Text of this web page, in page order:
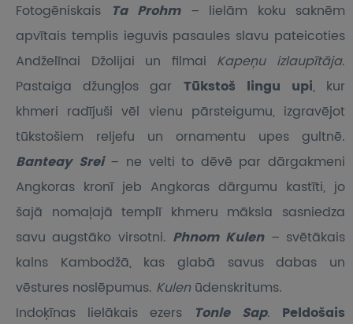
Fotogēniskais
Ta Prohm – lielām koku saknēm
apvītais templis ieguvis pasaules slavu pateicoties
Andželīnai Džolijai un filmai Kapeņu izlaupītāja.
Pastaiga džungļos gar Tūkstoš lingu upi, kur
khmeri radījuši vēl vienu pārsteigumu, izgravējot
tūkstošiem reljefu un ornamentu upes gultnē.
Banteay Srei– ne velti to dēvē par dārgakmeni
Angkoras kronī jeb Angkoras dārgumu kastīti, jo
šajā nomaļajā templī khmeru māksla sasniedza
savu augstāko virsotni. Phnom Kulen– svētākais
kalns Kambodžā, kas glabā savus dabas un
vēstures noslēpumus. Kulenūdenskritums.
Indoķīnas lielākais ezers
Tonle Sap. Peldošais